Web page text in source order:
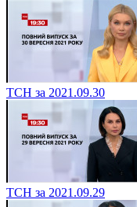
ТСН за 2021.09.30
ТСН за 2021.09.29